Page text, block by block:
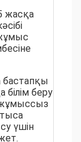
жасқа
бастапқы
беру
үшін